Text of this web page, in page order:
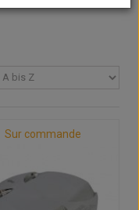
Sur commande